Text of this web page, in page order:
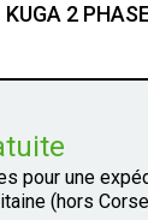
KUGA 2
pour une
(hors